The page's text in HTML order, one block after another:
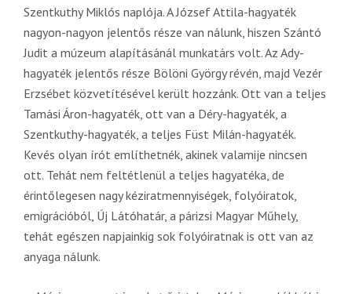
Szentkuthy Miklós naplója. A József Attila-hagyaték
nagyon-nagyon jelentős része van nálunk, hiszen Szántó
Judit a múzeum alapításánál munkatárs volt. Az Ady-
hagyaték jelentős része Bölöni György révén, majd Vezér
Erzsébet közvetítésével került hozzánk. Ott van a teljes
Tamási Áron-hagyaték, ott van a Déry-hagyaték, a
Szentkuthy-hagyaték, a teljes Füst Milán-hagyaték.
Kevés olyan írót említhetnék, akinek valamije nincsen
ott. Tehát nem feltétlenül a teljes hagyatéka, de
érintőlegesen nagy kéziratmennyiségek, folyóiratok,
emigrációból, Új Látóhatár, a párizsi Magyar Műhely,
tehát egészen napjainkig sok folyóiratnak is ott van az
anyaga nálunk.